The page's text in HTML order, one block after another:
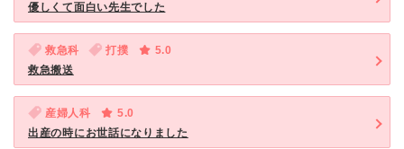
優しくて面白い先生でした
救急科 打撲
5.0
救急搬送
産婦人科
5.0
出産の時にお世話になりました